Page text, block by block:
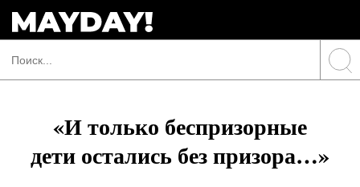
«И только беспризорные
дети остались без призора…»